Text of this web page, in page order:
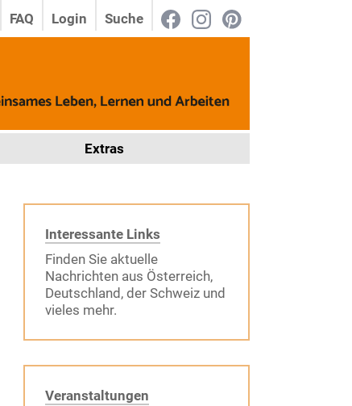
Suche
Login
FAQ
Extras
Interessante Links
Finden Sie aktuelle
Nachrichten aus Österreich,
Deutschland, der Schweiz und
vieles mehr.
Veranstaltungen